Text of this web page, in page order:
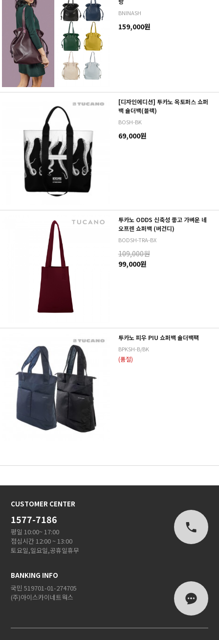
BNINASH
159,000원
[디자인에디션] 투카노 옥토퍼스 쇼퍼
백 숄더백(블랙)
BOSH-BK
69,000원
투카노 ODDS 신축성 좋고 가벼운 네
오프렌 쇼퍼백 (버건디)
BODSH-TRA-BX
109,000원
99,000원
투카노 피우 PIU 쇼퍼백 숄더백팩
BPKSH-B/BK
(품절)
CUSTOMER CENTER
1577-7186
평일 10:00~ 17:00
점심시간 12:00 ~ 13:00
토요일,일요일,공휴일휴무
BANKING INFO
국민 519701-01-274705
(주)아이스카이네트웍스